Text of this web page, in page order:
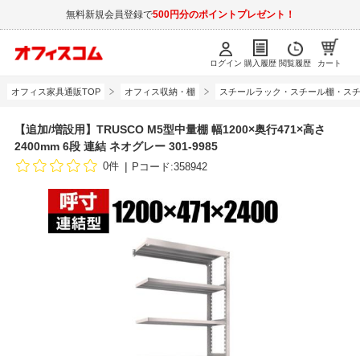
無料新規会員登録で500円分のポイントプレゼント！
ログイン 購入履歴 閲覧履歴 カート
オフィス家具通販TOP オフィス収納・棚 スチールラック・スチール棚・ス
【追加/増設用】TRUSCO M5型中量棚 幅1200×奥行471×高さ
2400mm 6段 連結 ネオグレー 301-9985
0件 Pコード:358942